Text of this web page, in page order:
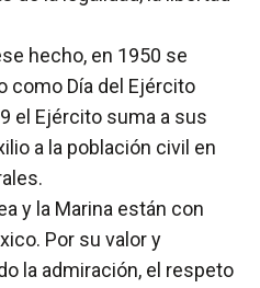
hecho, en 1950 se
como Día del Ejército
el Ejército suma a sus
a la población civil en
y la Marina están con
Por su valor y
la admiración, el respeto